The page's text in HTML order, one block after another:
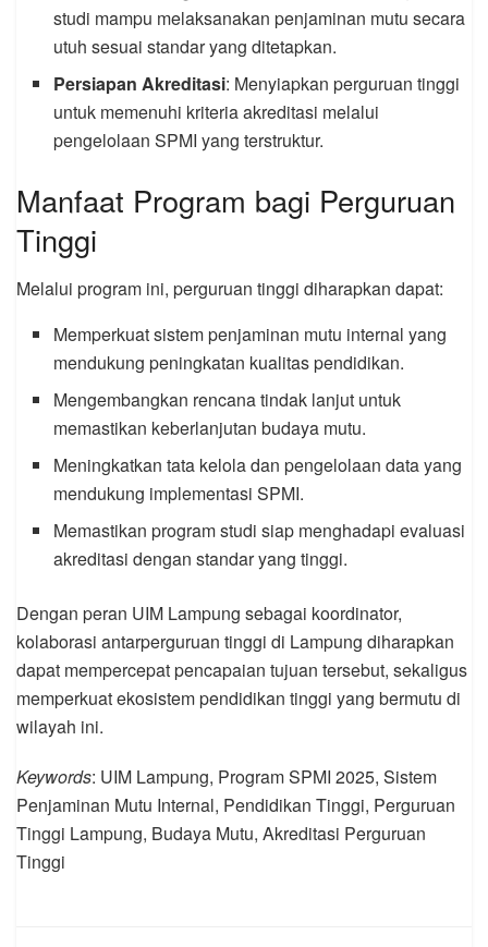
studi mampu melaksanakan penjaminan mutu secara
utuh sesuai standar yang ditetapkan.
Persiapan Akreditasi: Menyiapkan perguruan tinggi
untuk memenuhi kriteria akreditasi melalui
pengelolaan SPMI yang terstruktur.
Manfaat Program bagi Perguruan
Tinggi
Melalui program ini, perguruan tinggi diharapkan dapat:
Memperkuat sistem penjaminan mutu internal yang
mendukung peningkatan kualitas pendidikan.
Mengembangkan rencana tindak lanjut untuk
memastikan keberlanjutan budaya mutu.
Meningkatkan tata kelola dan pengelolaan data yang
mendukung implementasi SPMI.
Memastikan program studi siap menghadapi evaluasi
akreditasi dengan standar yang tinggi.
Dengan peran UIM Lampung sebagai koordinator,
kolaborasi antarperguruan tinggi di Lampung diharapkan
dapat mempercepat pencapaian tujuan tersebut, sekaligus
memperkuat ekosistem pendidikan tinggi yang bermutu di
wilayah ini.
Keywords: UIM Lampung, Program SPMI 2025, Sistem
Penjaminan Mutu Internal, Pendidikan Tinggi, Perguruan
Tinggi Lampung, Budaya Mutu, Akreditasi Perguruan
Tinggi